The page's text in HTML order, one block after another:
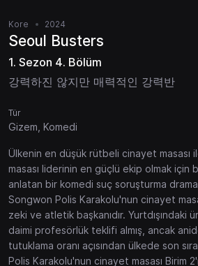
Kore 2024
Seoul Busters
1. Sezon 4. Bölüm
강력하진 않지만 매력적인 강력반
Tür
Gizem, Komedi
Ülkenin en düşük rütbeli cinayet masası
masası liderinin en güçlü ekip olmak için
anlatan bir komedi suç soruşturma
Songwon Polis Karakolu'nun cinayet
zeki ve atletik başkanıdır. Yurtdışındaki
daimi profesörlük teklifi almış, ancak
tutuklama oranı açısından ülkede son
Polis Karakolu'nun cinayet masası Birim